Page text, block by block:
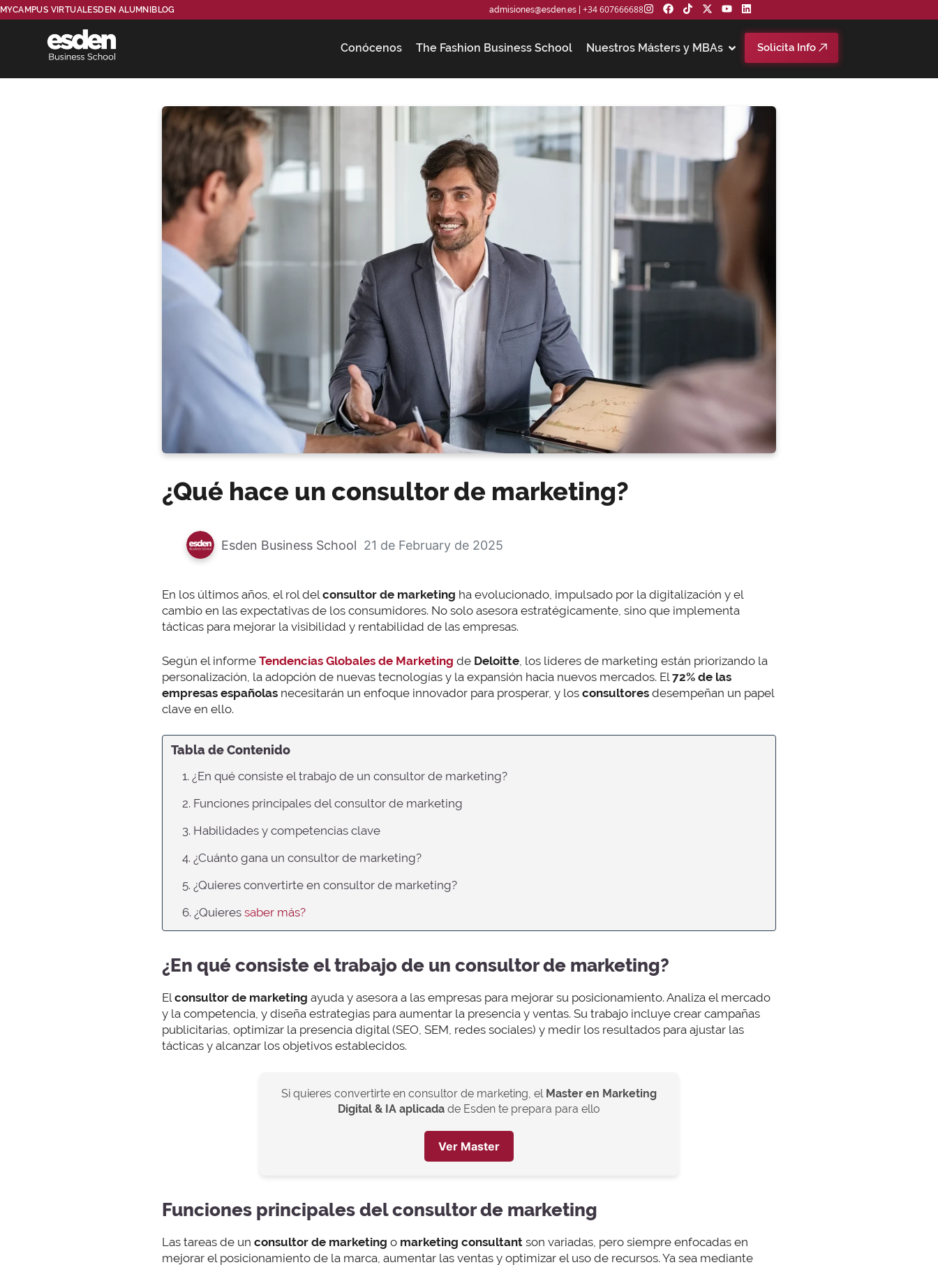
MYCAMPUS VIRTUALESDEN ALUMNI BLOG admisiones@esden.es| +34 607666688
Conócenos The Fashion Business School Nuestros Másters y MBAs Solicita Info
¿Qué hace un consultor de marketing?
Esden Business School 21 de February de 2025
En los últimos años, el rol delconsultor de marketing ha evolucionado, impulsado por la digitalización y el
cambio en las expectativas de los consumidores. No solo asesora estratégicamente, sino que implementa
tácticas para mejorar la visibilidad y rentabilidad de las empresas.
Según el informe Tendencias Globales de Marketing de Deloitte , los líderes de marketing están priorizando la
personalización, la adopción de nuevas tecnologías y la expansión hacia nuevos mercados. El 72% de las
empresas españolas necesitarán un enfoque innovador para prosperar, y los consultores desempeñan un papel
clave en ello.
Tabla de Contenido
1. ¿En qué consiste el trabajo de un consultor de marketing?
2. Funciones principales del consultor de marketing
3. Habilidades y competencias clave
4. ¿Cuánto gana un consultor de marketing?
5. ¿Quieres convertirte en consultor de marketing?
6. ¿Quieres saber más?
¿En qué consiste el trabajo de un consultor de marketing?
Elconsultor de marketing ayuda y asesora a las empresas para mejorar su posicionamiento. Analiza el mercado
y la competencia, y diseña estrategias para aumentar la presencia y ventas. Su trabajo incluye crear campañas
publicitarias, optimizar la presencia digital (SEO, SEM, redes sociales) y medir los resultados para ajustar las
tácticas y alcanzar los objetivos establecidos.
Si quieres convertirte en consultor de marketing, el Master en Marketing
Digital & IA aplicada de Esden te prepara para ello
Ver Master
Funciones principales del consultor de marketing
Las tareas de un consultor de marketing o marketing consultant son variadas, pero siempre enfocadas en
mejorar el posicionamiento de la marca, aumentar las ventas y optimizar el uso de recursos. Ya sea mediante